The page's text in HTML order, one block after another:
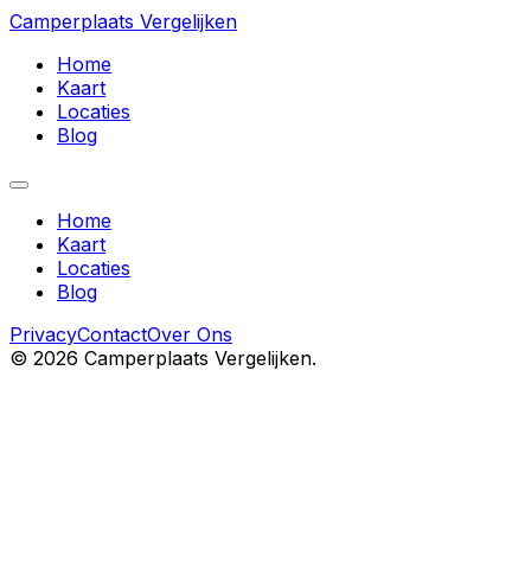
Camperplaats Vergelijken
Home
Kaart
Locaties
Blog
Home
Kaart
Locaties
Blog
PrivacyContactOver Ons
© 2026 Camperplaats Vergelijken.